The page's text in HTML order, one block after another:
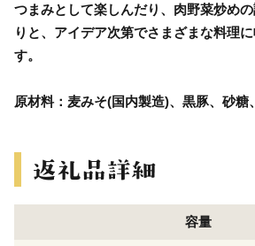
つまみとして楽しんだり、肉野菜炒め
りと、アイデア次第でさまざまな料理
す。
原材料：麦みそ(国内製造)、黒豚、砂糖
容量